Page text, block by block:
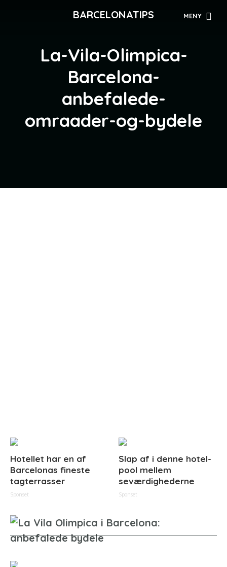
BARCELONATIPS MENY
La-Vila-Olimpica-
Barcelona-
anbefalede-
omraader-og-bydele
Hotellet har en af
Barcelonas fineste
tagterrasser
Sponset
Slap af i denne hotel-
pool mellem
seværdighederne
Sponset